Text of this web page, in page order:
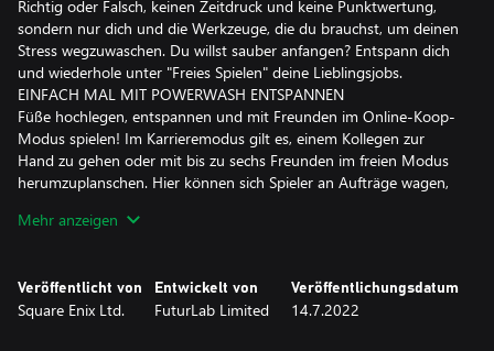
Richtig oder Falsch, keinen Zeitdruck und keine Punktwertung,
sondern nur dich und die Werkzeuge, die du brauchst, um deinen
Stress wegzuwaschen. Du willst sauber anfangen? Entspann dich
und wiederhole unter "Freies Spielen" deine Lieblingsjobs.
EINFACH MAL MIT POWERWASH ENTSPANNEN
Füße hochlegen, entspannen und mit Freunden im Online-Koop-
Modus spielen! Im Karrieremodus gilt es, einem Kollegen zur
Hand zu gehen oder mit bis zu sechs Freunden im freien Modus
herumzuplanschen. Hier können sich Spieler an Aufträge wagen,
SAUBER BLEIBEN
Schmutz in verschiedenen Szenarien: Liefere dir in der Zeit-
Challenge einen waschechten Wettlauf mit der Zeit oder teste
Mehr anzeigen
Veröffentlicht von
Square Enix Ltd.
Entwickelt von
FuturLab Limited
Veröffentlichungsdatum
14.7.2022